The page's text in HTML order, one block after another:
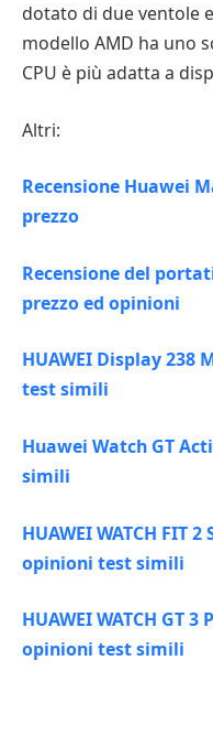
dotato di due ventole
modello AMD ha uno
CPU è più adatta a
Altri:
Recensione Huawei
prezzo
Recensione del
prezzo ed opinioni
HUAWEI Display
test simili
Huawei Watch GT
simili
HUAWEI WATCH FIT
opinioni test simili
HUAWEI WATCH GT
opinioni test simili